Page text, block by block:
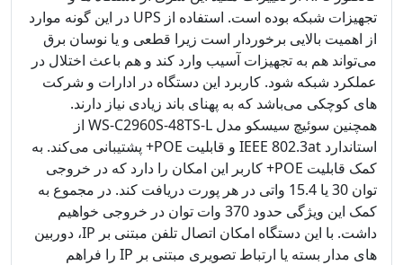
تجهیزات شبکه بوده است. استفاده از UPS در این گونه موارد
از اهمیت بالایی برخوردار است زیرا قطعی و یا نوسان برق
می‌تواند هم به تجهیزات آسیب وارد کند و هم باعث اختلال در
عملکرد شبکه شود. کاربرد این دستگاه در ادارات و شرکت
های کوچکی می‌باشد که به پهنای باند زیادی نیاز دارند.
همچنین سوئیچ سیسکو مدل WS-C2960S-48TS-L از
استاندارد IEEE 802.3at و قابلیت POE+ پشتیبانی می‌کند. به
کمک قابلیت POE+ کاربر این امکان را دارد که در خروجی
توان 30 یا 15.4 واتی در هر پورت دریافت کند. در مجموع به
کمک این ویژگی حدود 370 وات توان در خروجی خواهیم
داشت. با این دستگاه امکان اتصال تلفن مبتنی بر IP، دوربین
های مدار بسته یا ارتباط تصویری مبتنی بر IP را فراهم